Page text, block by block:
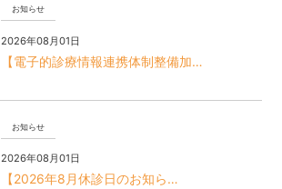
お知らせ
2026年08月01日
【電子的診療情報連携体制整備加…
お知らせ
2026年08月01日
【2026年8月休診日のお知ら…